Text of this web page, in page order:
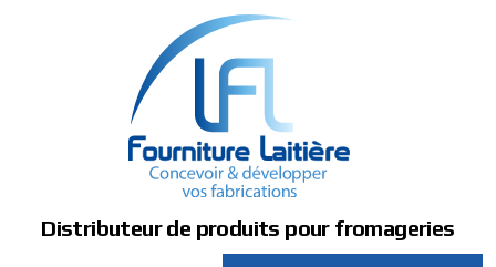
Distributeur de produits pour fromageries
Panneau de gestion des cookies